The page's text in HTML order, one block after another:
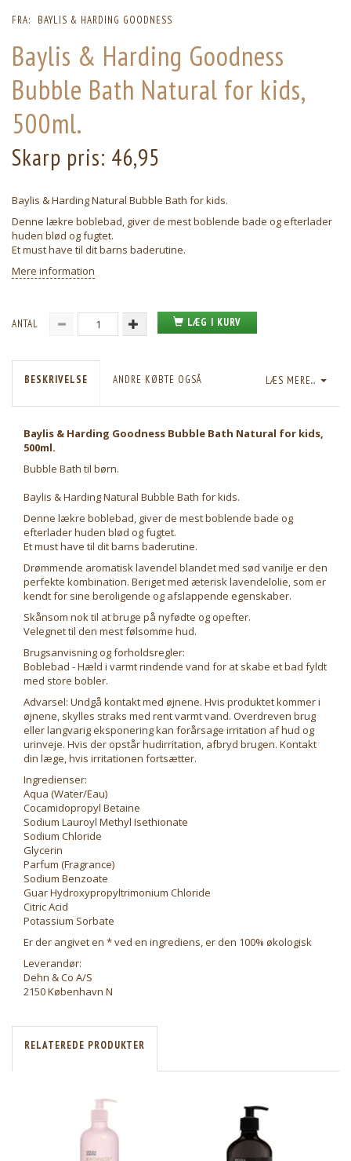
FRA: BAYLIS & HARDING GOODNESS
Baylis & Harding Goodness
Bubble Bath Natural for kids,
500ml.
Skarp pris: 46,95
Baylis & Harding Natural Bubble Bath for kids.
Denne lækre boblebad, giver de mest boblende bade og efterlader
huden blød og fugtet.
Et must have til dit barns baderutine.
Mere information
ANTAL LÆG I KURV
LÆS MERE...
BESKRIVELSE ANDRE KØBTE OGSÅ
Baylis & Harding Goodness Bubble Bath Natural for kids,
500ml.
Bubble Bath til børn.
Baylis & Harding Natural Bubble Bath for kids.
Denne lækre boblebad, giver de mest boblende bade og
efterlader huden blød og fugtet.
Et must have til dit barns baderutine.
Drømmende aromatisk lavendel blandet med sød vanilje er den
perfekte kombination. Beriget med æterisk lavendelolie, som er
kendt for sine beroligende og afslappende egenskaber.
Skånsom nok til at bruge på nyfødte og opefter.
Velegnet til den mest følsomme hud.
Brugsanvisning og forholdsregler:
Boblebad - Hæld i varmt rindende vand for at skabe et bad fyldt
med store bobler.
Advarsel: Undgå kontakt med øjnene. Hvis produktet kommer i
øjnene, skylles straks med rent varmt vand. Overdreven brug
eller langvarig eksponering kan forårsage irritation af hud og
urinveje. Hvis der opstår hudirritation, afbryd brugen. Kontakt
din læge, hvis irritationen fortsætter.
Ingredienser:
Aqua (Water/Eau)
Cocamidopropyl Betaine
Sodium Lauroyl Methyl Isethionate
Sodium Chloride
Glycerin
Parfum (Fragrance)
Sodium Benzoate
Guar Hydroxypropyltrimonium Chloride
Citric Acid
Potassium Sorbate
Er der angivet en * ved en ingrediens, er den 100% økologisk
Leverandør:
Dehn & Co A/S
2150 København N
RELATEREDE PRODUKTER